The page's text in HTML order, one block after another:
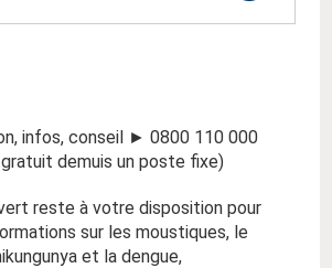
reste à votre disposition pour
sur les moustiques, le
et la dengue,